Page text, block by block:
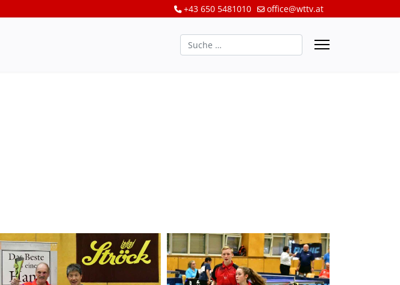
+43 650 5481010 office@wttv.at
Suchen